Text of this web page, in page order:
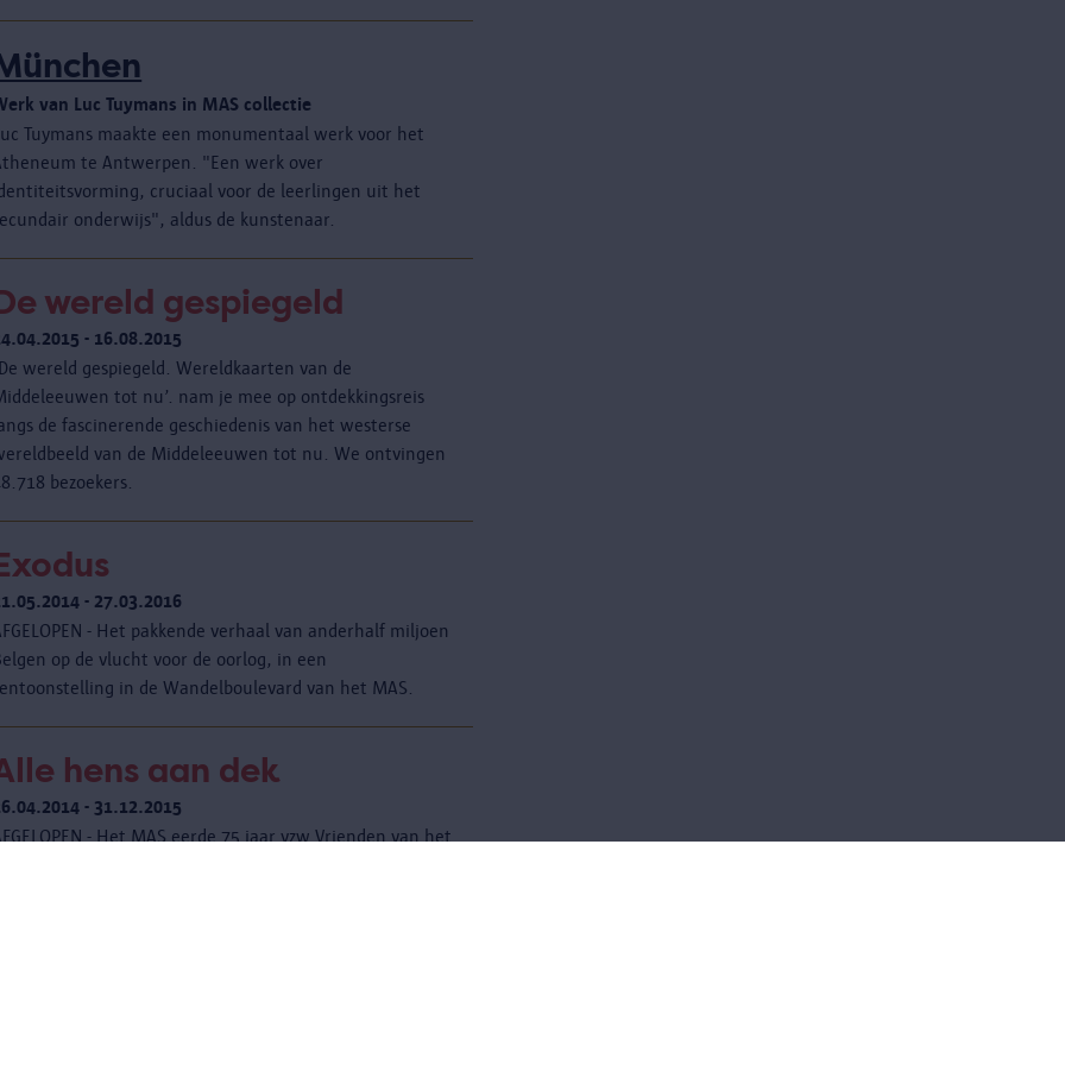
van Luc Tuymans in MAS collectie
Tuymans maakte een monumentaal werk voor het
te Antwerpen. "Een werk over
cruciaal voor de leerlingen uit het
onderwijs", aldus de kunstenaar.
wereld gespiegeld
- 16.08.2015
wereld gespiegeld. Wereldkaarten van de
tot nu’. nam je mee op ontdekkingsreis
de fascinerende geschiedenis van het westerse
van de Middeleeuwen tot nu. We ontvingen
bezoekers.
- 27.03.2016
- Het pakkende verhaal van anderhalf miljoen
op de vlucht voor de oorlog, in een
in de Wandelboulevard van het MAS.
hens aan dek
- 31.12.2015
- Het MAS eerde 75 jaar vzw Vrienden van het